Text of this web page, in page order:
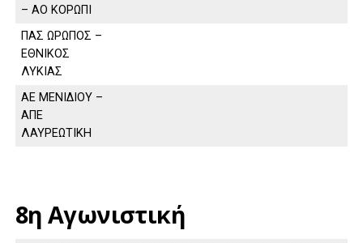
– ΑΟ ΚΟΡΩΠΙ
ΠΑΣ ΩΡΩΠΟΣ –
ΕΘΝΙΚΟΣ
ΛΥΚΙΑΣ
ΑΕ ΜΕΝΙΔΙΟΥ –
ΑΠΕ
ΛΑΥΡΕΩΤΙΚΗ
8η Αγωνιστική